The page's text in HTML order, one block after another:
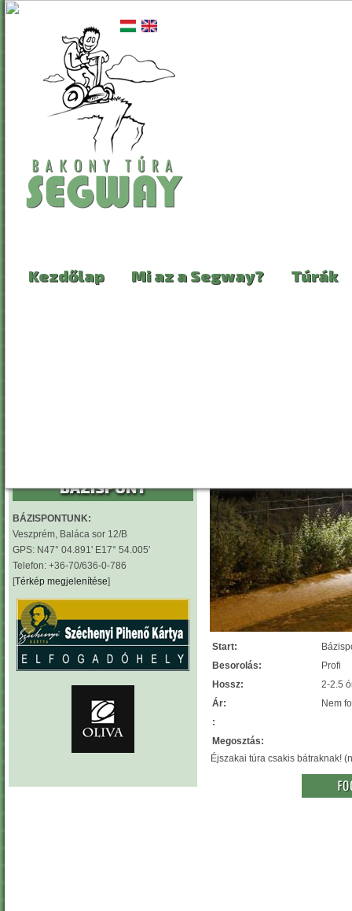
Ugrás a tartalomra
Kezdőlap Mi az a Segway? Túrák
BÁZISPONT
BÁZISPONTUNK:
Veszprém, Baláca sor 12/B
GPS: N47° 04.891' E17° 54.005'
Telefon: +36-70/636-0-786
[Térkép megjelenítése]
Start:
Besorolás:
Profi
Hossz:
2-2.5
Ár:
Nem
:
Megosztás:
Éjszakai túra csakis bátraknak!